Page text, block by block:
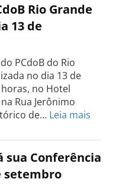
Rio Grande
13 de
PCdoB do Rio
no dia 13 de
no Hotel
Rua Jerônimo
de… Leia mais
do
PCdoB
Rio
sua Conferência
setembro